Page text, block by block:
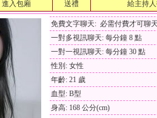
進入包廂 送禮 給主持
免費文字聊天: 必需付費才可聊天
一對多視訊聊天: 每分鐘 8 點
一對一視訊聊天: 每分鐘 30 點
性別: 女性
年齡: 21 歲
血型: B型
身高: 168 公分(cm)